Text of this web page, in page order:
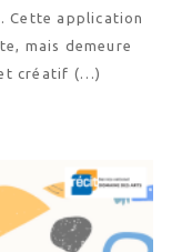
Cette application
mais demeure
créatif (…)